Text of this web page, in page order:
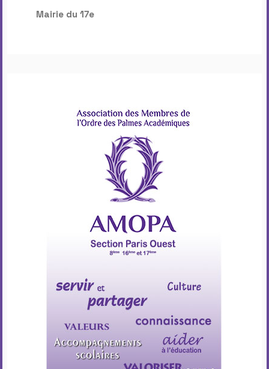
Mairie du 17e